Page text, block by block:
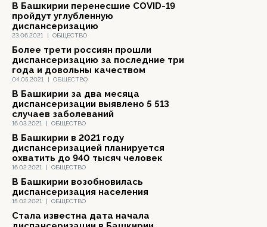
23.06.2021 | ОБЩЕСТВО
В Башкирии перенесшие COVID-19
пройдут углубленную
диспансеризацию
04.05.2021 | ОБЩЕСТВО
Более трети россиян прошли
диспансеризацию за последние три
года и довольны качеством
16.03.2021 | ОБЩЕСТВО
В Башкирии за два месяца
диспансеризации выявлено 5 513
случаев заболеваний
16.02.2021 | ОБЩЕСТВО
В Башкирии в 2021 году
диспансеризацией планируется
охватить до 940 тысяч человек
15.02.2021 | ОБЩЕСТВО
В Башкирии возобновилась
диспансеризация населения
Стала известна дата начала